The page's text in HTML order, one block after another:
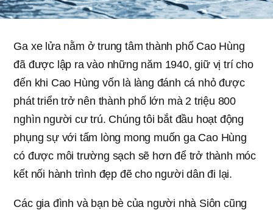
Ga xe lửa nằm ở trung tâm thành phố Cao Hùng
đã được lập ra vào những năm 1940, giữ vị trí cho
đến khi Cao Hùng vốn là làng đánh cá nhỏ được
phát triển trở nên thành phố lớn mà 2 triệu 800
nghìn người cư trú. Chúng tôi bắt đầu hoạt động
phụng sự với tấm lòng mong muốn ga Cao Hùng
có được môi trường sạch sẽ hơn để trở thành móc
kết nối hành trình đẹp đẽ cho người dân đi lại.
Các gia đình và bạn bè của người nhà Siôn cũng